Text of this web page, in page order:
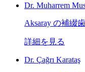
Dr. Muharrem
Aksaray の補綴
詳細を見る
Dr. Çağrı Karataş